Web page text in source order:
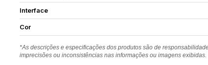
Interface
Cor
*As descrições e especificações dos produtos são de
imprecisões ou inconsistências nas informações ou imagens exibidas.